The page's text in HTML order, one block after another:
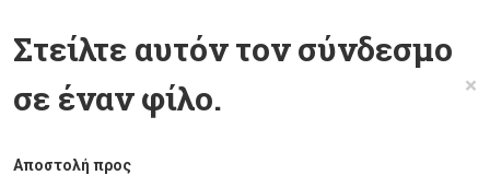
Στείλτε αυτόν τον σύνδεσμο
σε έναν φίλο.
×
Αποστολή προς